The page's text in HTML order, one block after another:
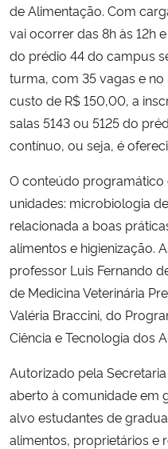
Ministério do Turismo
Ministério do Desenvolvimento
Controladoria-Geral da União
Ministério da Mulher, da Família e
Secretaria-Geral
Secretaria de Governo
Gabinete de Segurança Institucional
Advocacia-Geral da União
Planalto
de Alimentação. Com
vai ocorrer das 8h às 12h
do prédio 44 do campus
turma, com 35 vagas e
custo de R$ 150,00, a
salas 5143 ou 5125 do
contínuo, ou seja, é
O conteúdo
unidades: microbiologia
relacionada a boas
alimentos e higienização.
professor Luis Fernando
de Medicina Veterinária
Valéria Braccini, do
Ciência e Tecnologia dos
Autorizado pela
aberto à comunidade em
alvo estudantes de
alimentos, proprietários e